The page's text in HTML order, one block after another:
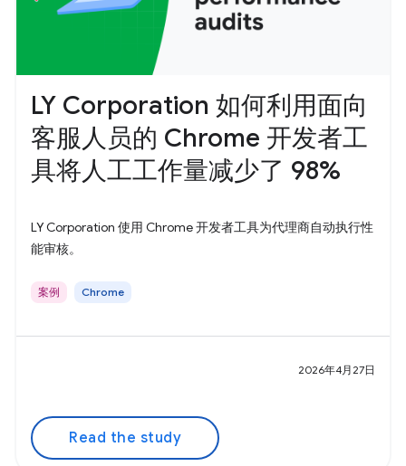
LY Corporation 如何利用面向
客服人员的 Chrome 开发者工
具将人工工作量减少了 98%
LY Corporation 使用 Chrome 开发者工具为代理商自动执行性
能审核。
案例 Chrome
2026年4月27日
Read the study